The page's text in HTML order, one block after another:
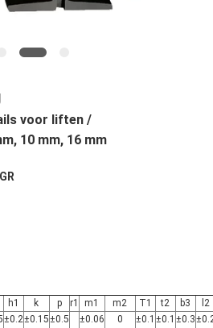
voor liften /
10 mm, 16 mm
h1 k p r1 m1 m2 T1 t2 b3
l2
±0.2±0.15±0.5
±0.06
0
±0.1 ±0.1 ±0.3